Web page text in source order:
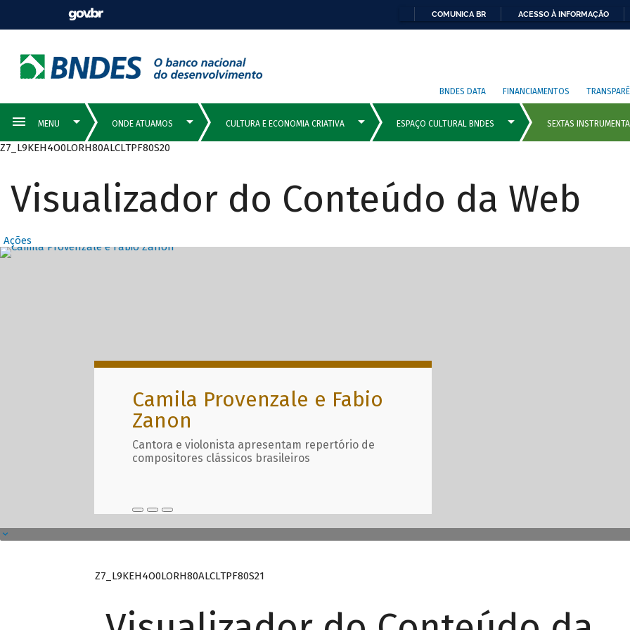
COMUNICA BR ACESSO À INFORMAÇÃO
BNDES DATA FINANCIAMENTOS
Z7_L9KEH4O0LORH80ALCLTPF80S20
Visualizador do Conteúdo da Web
Ações
Destaques Principais com
Camila Provenzale e Fabio
Zanon
Cantora e violonista apresentam repertório de
compositores clássicos brasileiros
Z7_L9KEH4O0LORH80ALCLTPF80S21